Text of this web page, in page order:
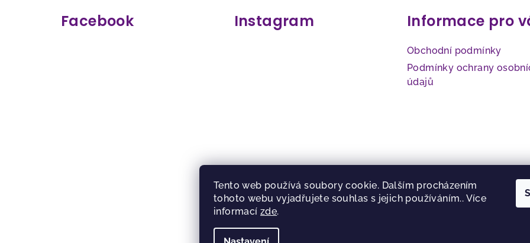
Tento web používá soubory cookie. Dalším procházením
tohoto webu vyjadřujete souhlas s jejich používáním.. Více
informacízde.
Facebook Instagram
Sledovat na Instagramu
Informace pro
Obchodní podmínky
Podmínky ochrany
údajů